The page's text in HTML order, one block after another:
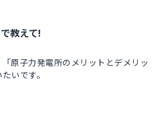
教えて!
原子力発電所のメリットとデメリッ
いです。